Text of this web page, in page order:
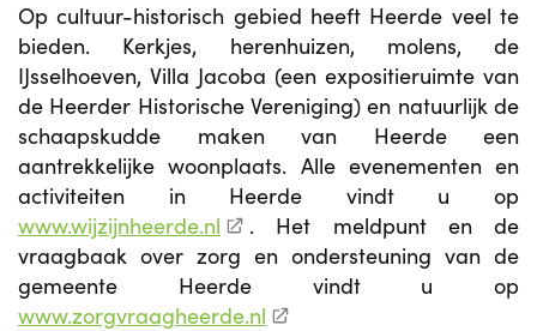
Op cultuur-historisch gebied heeft Heerde veel te
bieden. Kerkjes, herenhuizen, molens, de
IJsselhoeven, Villa Jacoba (een expositieruimte van
de Heerder Historische Vereniging) en natuurlijk de
schaapskudde maken van Heerde een
aantrekkelijke woonplaats. Alle evenementen en
activiteiten in Heerde vindt u op
www.wijzijnheerde.nl
. Het meldpunt en de
vraagbaak over zorg en ondersteuning van de
gemeente Heerde vindt u op
www.zorgvraagheerde.nl